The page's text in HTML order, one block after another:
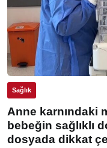
Sağlık
Anne karnındaki
bebeğin sağlıklı
dosyada dikkat